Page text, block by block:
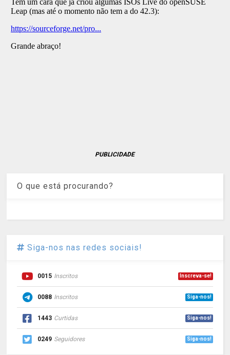
PUBLICIDADE
O que está procurando?
Siga-nos nas redes sociais!
0015 Inscritos Inscreva-se!
0088 Inscritos Siga-nos!
1443 Curtidas Siga-nos!
0249 Seguidores Siga-nos!